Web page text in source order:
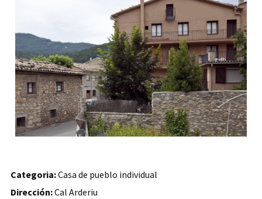
Categoria:Casa de pueblo individual
Dirección:Cal Arderiu